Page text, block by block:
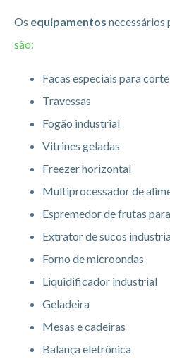
Os equipamentos necessários
são:
Facas especiais para
Travessas
Fogão industrial
Vitrines geladas
Freezer horizontal
Multiprocessador de
Espremedor de frutas
Extrator de sucos
Forno de microondas
Liquidificador industrial
Geladeira
Mesas e cadeiras
Balança eletrônica